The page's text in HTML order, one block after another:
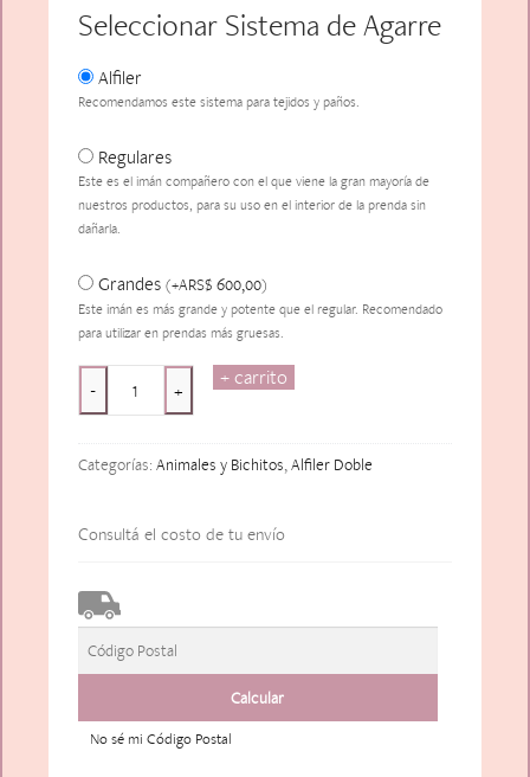
Seleccionar Sistema de Agarre
Alfiler
Recomendamos este sistema para tejidos y paños.
Regulares
Este es el imán compañero con el que viene la gran mayoría de
nuestros productos, para su uso en el interior de la prenda sin
dañarla.
Grandes (+ARS$ 600,00)
Este imán es más grande y potente que el regular. Recomendado
para utilizar en prendas más gruesas.
Bleu
- +
+ carrito
Categorías: Animales y Bichitos,Alfiler Doble
Consultá el costo de tu envío
No sé mi Código Postal